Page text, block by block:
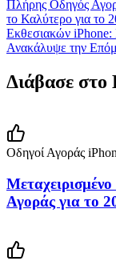
Πλήρης Οδηγός
το Καλύτερο για το
Εκθεσιακών iPhone:
Ανακάλυψε την
Διάβασε στο
Οδηγοί Αγοράς
Αγοράς για το